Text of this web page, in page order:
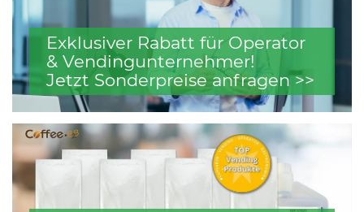
Exklusiver Rabatt für Operator
& Vendingunternehmer!
Jetzt Sonderpreise anfragen >>